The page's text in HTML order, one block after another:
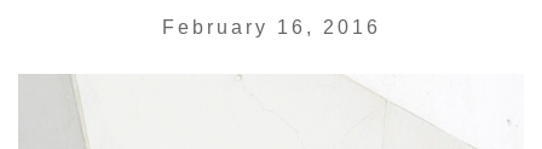
February 16, 2016